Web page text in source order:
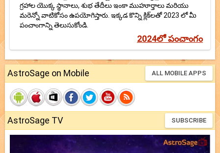
గ్రహాల యొక్క స్థానాలు, శుభ తేదీలు ఇంకా ముహూర్తాలు మరియు
మరెన్నో వాటికోసం ఉపయోగిస్తారు. ఇక్కడ కొన్ని క్లిక్‌లతో 2023 లో మీ
పంచాంగాన్ని తెలుసుకోండి.
2024లో పంచాంగం
AstroSage on Mobile ALL MOBILE APPS
AstroSage TV SUBSCRIBE